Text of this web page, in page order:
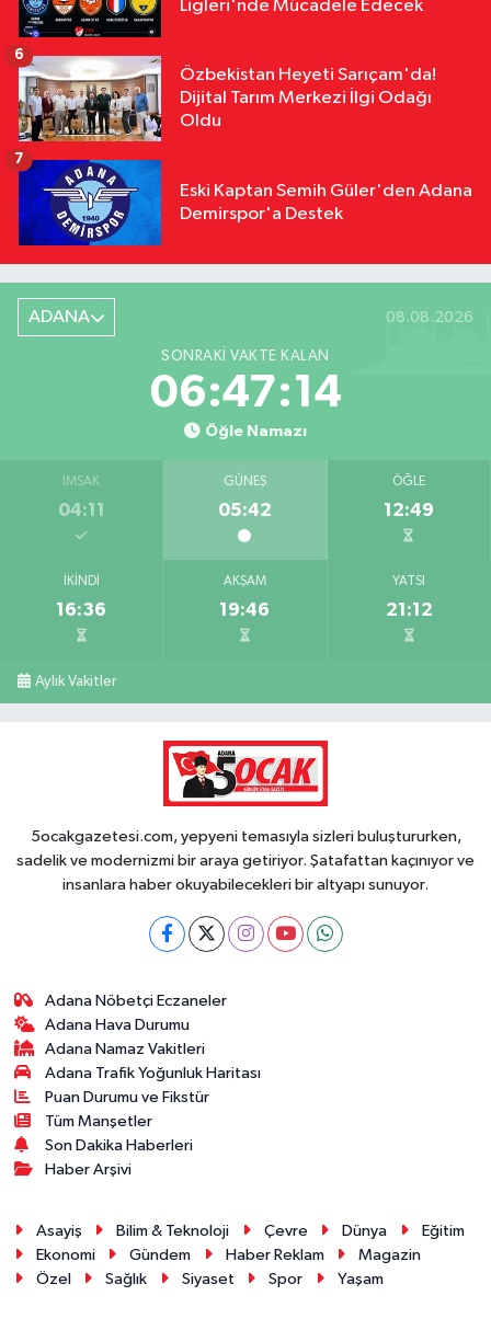
Ligleri'nde Mücadele Edecek
Özbekistan Heyeti Sarıçam'da!
Dijital Tarım Merkezi İlgi Odağı
Oldu
6
Eski Kaptan Semih Güler'den Adana
Demirspor'a Destek
7
ADANA 08.08.2026
SONRAKI VAKTE KALAN
06:47:13
Öğle Namazı
İMSAK
04:11
GÜNEŞ
05:42
ÖĞLE
12:49
İKINDI
16:36
AKŞAM
19:46
YATSI
21:12
Aylık Vakitler
5ocakgazetesi.com, yepyeni temasıyla sizleri buluştururken,
sadelik ve modernizmi bir araya getiriyor. Şatafattan kaçınıyor ve
insanlara haber okuyabilecekleri bir altyapı sunuyor.
Adana Nöbetçi Eczaneler
Adana Hava Durumu
Adana Namaz Vakitleri
Adana Trafik Yoğunluk Haritası
Puan Durumu ve Fikstür
Tüm Manşetler
Son Dakika Haberleri
Haber Arşivi
Asayiş Bilim & Teknoloji Çevre Dünya
Eğitim
Ekonomi
Gündem Haber Reklam
Magazin
Özel
Sağlık Siyaset Spor Yaşam